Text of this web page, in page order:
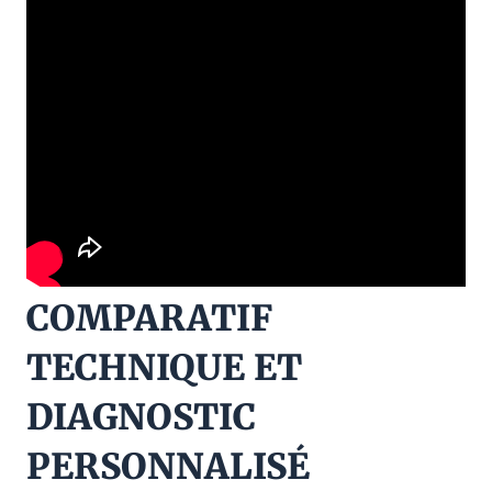
COMPARATIF
TECHNIQUE ET
DIAGNOSTIC
PERSONNALISÉ